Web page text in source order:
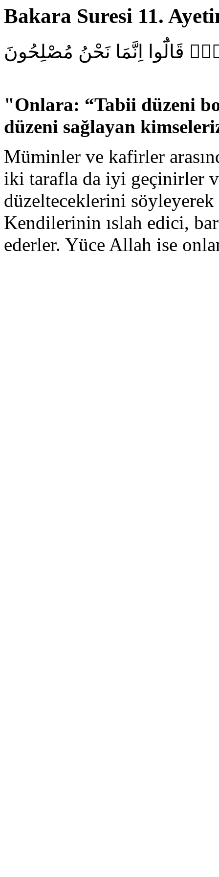
Bakara Suresi 11.
قَالُٓوا اِنَّمَا نَحْنُ مُصْلِحُونَ
"Onlara: “Tabii düzeni
düzeni sağlayan
Müminler ve kafirler
iki tarafla da iyi geçinirler
düzelteceklerini
Kendilerinin ıslah edici,
ederler. Yüce Allah ise